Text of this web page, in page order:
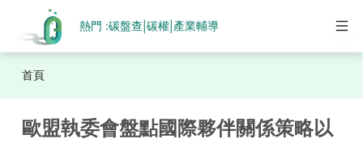
熱門 :碳盤查 碳權| 產業輔導
首頁
歐盟執委會盤點國際夥伴關係策略以